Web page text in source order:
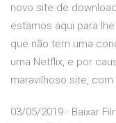
novo site de
estamos aqui para
que não tem uma
uma Netflix, e por
maravilhoso site,
03/05/2019 · Baixar